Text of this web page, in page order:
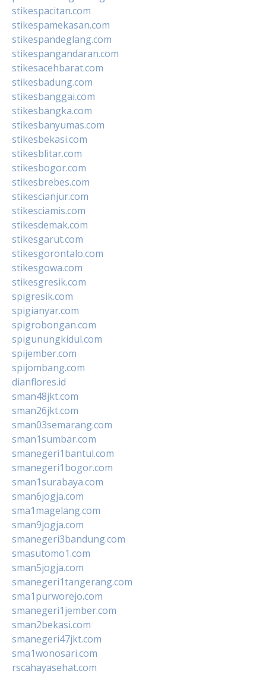
stikespacitan.com
stikespamekasan.com
stikespandeglang.com
stikespangandaran.com
stikesacehbarat.com
stikesbadung.com
stikesbanggai.com
stikesbangka.com
stikesbanyumas.com
stikesbekasi.com
stikesblitar.com
stikesbogor.com
stikesbrebes.com
stikescianjur.com
stikesciamis.com
stikesdemak.com
stikesgarut.com
stikesgorontalo.com
stikesgowa.com
stikesgresik.com
spigresik.com
spigianyar.com
spigrobongan.com
spigunungkidul.com
spijember.com
spijombang.com
dianflores.id
sman48jkt.com
sman26jkt.com
sman03semarang.com
sman1sumbar.com
smanegeri1bantul.com
smanegeri1bogor.com
sman1surabaya.com
sman6jogja.com
sma1magelang.com
sman9jogja.com
smanegeri3bandung.com
smasutomo1.com
sman5jogja.com
smanegeri1tangerang.com
sma1purworejo.com
smanegeri1jember.com
sman2bekasi.com
smanegeri47jkt.com
sma1wonosari.com
rscahayasehat.com